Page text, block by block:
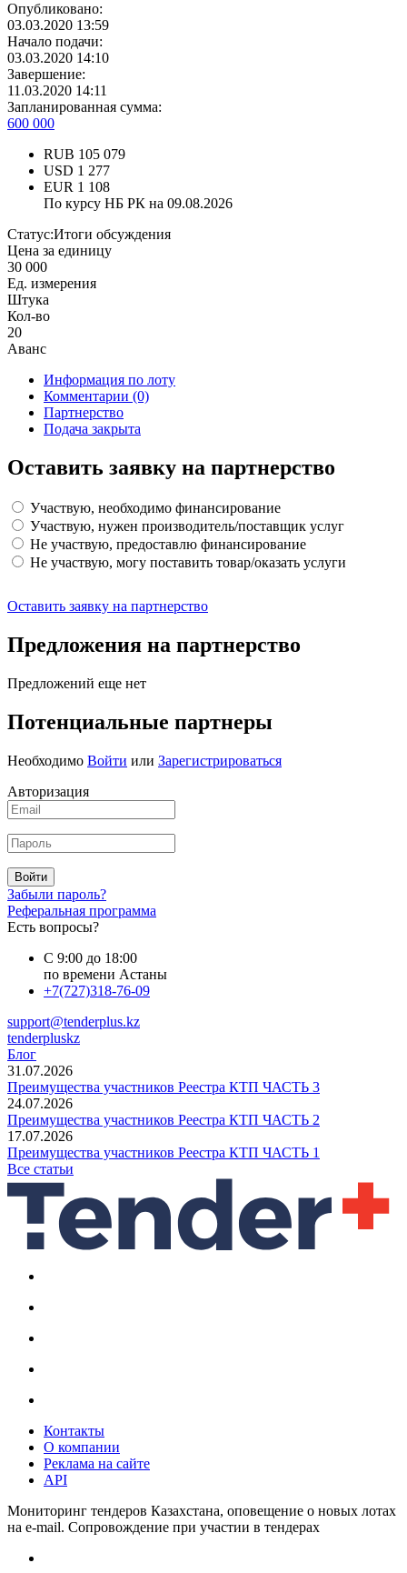
Опубликовано:
03.03.2020 13:59
Начало подачи:
03.03.2020 14:10
Завершение:
11.03.2020 14:11
Запланированная сумма:
600 000
RUB 105 079
USD 1 277
EUR 1 108
По курсу НБ РК на 09.08.2026
Статус:Итоги обсуждения
Цена за единицу
30 000
Ед. измерения
Штука
Кол-во
20
Аванс
Информация по лоту
Комментарии (0)
Партнерство
Подача закрыта
Оставить заявку на партнерство
Участвую, необходимо финансирование
Участвую, нужен производитель/поставщик услуг
Не участвую, предоставлю финансирование
Не участвую, могу поставить товар/оказать услуги
Оставить заявку на партнерство
Предложения на партнерство
Предложений еще нет
Потенциальные партнеры
Необходимо Войти или Зарегистрироваться
Авторизация
Войти
Забыли пароль?
Реферальная программа
Есть вопросы?
С 9:00 до 18:00
по времени Астаны
+7(727)318-76-09
support@tenderplus.kz
tenderpluskz
Блог
31.07.2026
Преимущества участников Реестра КТП ЧАСТЬ 3
24.07.2026
Преимущества участников Реестра КТП ЧАСТЬ 2
17.07.2026
Преимущества участников Реестра КТП ЧАСТЬ 1
Все статьи
Контакты
О компании
Реклама на сайте
API
Мониторинг тендеров Казахстана, оповещение о новых лотах
на e-mail. Сопровождение при участии в тендерах